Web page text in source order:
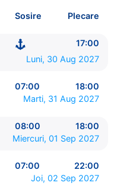
Atena, Grecia
Sosire Plecare
17:00
Luni, 30 Aug 2027
07:00
18:00
Marti, 31 Aug 2027
08:00
18:00
Miercuri, 01 Sep 2027
07:00
22:00
Joi, 02 Sep 2027